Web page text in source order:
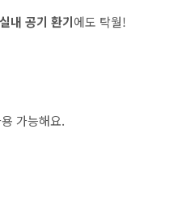
내 공기 환기에도 탁월!
가능해요.